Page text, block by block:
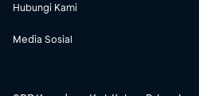
Hubungi Kami
Media Sosial